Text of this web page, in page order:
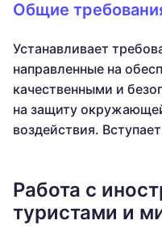
Общие
Устанавливает
направленные на
качественными и
на защиту
воздействия.
Работа с
туристами и